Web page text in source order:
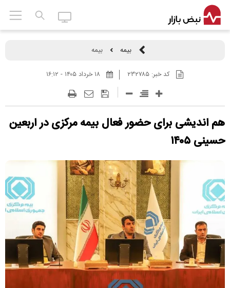
بیمه بیمه
کد خبر:۲۳۲۷۸۵ ۱۸ خرداد ۱۴۰۵ - ۱۶:۱۲
هم اندیشی برای حضور فعال بیمه مرکزی در اربعین
حسینی ۱۴۰۵